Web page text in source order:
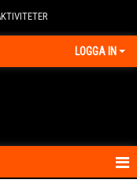
LOGGA IN